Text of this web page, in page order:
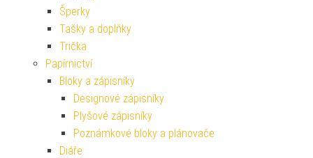
Šperky
Tašky a doplňky
Trička
Papírnictví
Bloky a zápisníky
Designové zápisníky
Plyšové zápisníky
Poznámkové bloky a plánovače
Diáře